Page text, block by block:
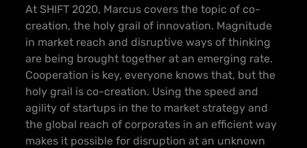
At SHIFT 2020, Marcus covers the topic of co-
creation, the holy grail of innovation. Magnitude
in market reach and disruptive ways of thinking
are being brought together at an emerging rate.
Cooperation is key, everyone knows that, but the
holy grail is co-creation. Using the speed and
agility of startups in the to market strategy and
the global reach of corporates in an efficient way
makes it possible for disruption at an unknown